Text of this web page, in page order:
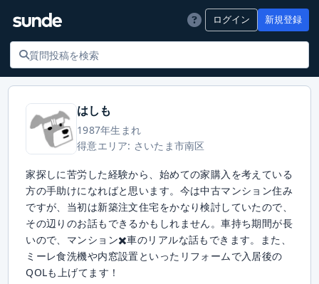
ログイン 新規登録
はしも
1987年生まれ
得意エリア: さいたま市南区
家探しに苦労した経験から、始めての家購入を考えている
方の手助けになればと思います。今は中古マンション住み
ですが、当初は新築注文住宅をかなり検討していたので、
その辺りのお話もできるかもしれません。車持ち期間が長
いので、マンション✖️車のリアルな話もできます。また、
ミーレ食洗機や内窓設置といったリフォームで入居後の
QOLも上げてます！